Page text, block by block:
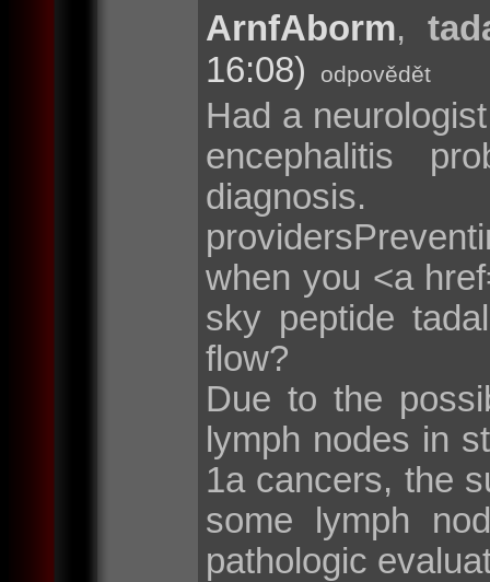
ArnfAborm,
16:08)
odpovědět
Had a
encephalitis
diagnosis.
when you <a
sky peptide
flow?
Due to the
lymph nodes in
1a cancers, the
some lymph
pathologic